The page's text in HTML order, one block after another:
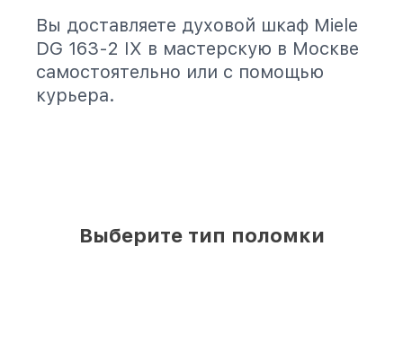
Вы доставляете духовой шкаф Miele
DG 163-2 IX в мастерскую в Москве
самостоятельно или с помощью
курьера.
Выберите тип поломки